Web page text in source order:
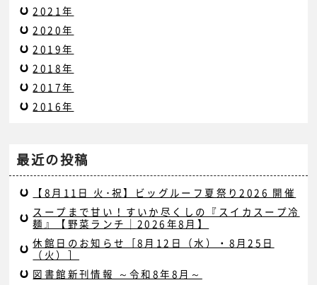
2021年
2020年
2019年
2018年
2017年
2016年
最近の投稿
【8月11日 火･祝】ビッグルーフ夏祭り2026 開催
スープまで甘い！すいか尽くしの『スイカスープ冷
麺』【野菜ランチ｜2026年8月】
休館日のお知らせ［8月12日（水）・8月25日
（火）］
図書館新刊情報 ～令和8年8月～